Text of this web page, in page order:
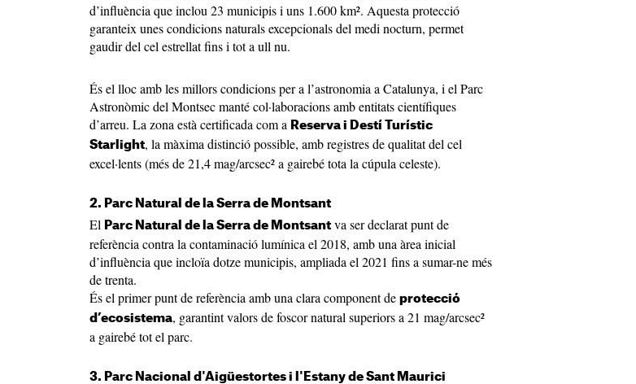
d’influència que inclou 23 municipis i uns 1.600 km². Aquesta protecció
garanteix unes condicions naturals excepcionals del medi nocturn, permet
gaudir del cel estrellat fins i tot a ull nu.
És el lloc amb les millors condicions per a l’astronomia a Catalunya, i el Parc
Astronòmic del Montsec manté col·laboracions amb entitats científiques
d’arreu. La zona està certificada com a Reserva i Destí Turístic
Starlight, la màxima distinció possible, amb registres de qualitat del cel
excel·lents (més de 21,4 mag/arcsec² a gairebé tota la cúpula celeste).
2. Parc Natural de la Serra de Montsant
El Parc Natural de la Serra de Montsant va ser declarat punt de
referència contra la contaminació lumínica el 2018, amb una àrea inicial
d’influència que incloïa dotze municipis, ampliada el 2021 fins a sumar-ne més
de trenta.
És el primer punt de referència amb una clara component de protecció
d’ecosistema, garantint valors de foscor natural superiors a 21 mag/arcsec²
a gairebé tot el parc.
3. Parc Nacional d'Aigüestortes i l'Estany de Sant Maurici